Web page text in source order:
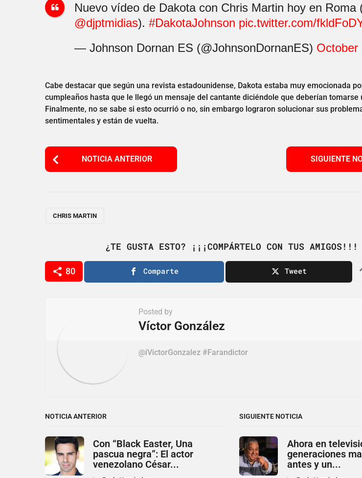
Nuevo vídeo de Dakota con Chris Martin hoy en Roma
@djptmidias). #DakotaJohnson pic.twitter.com/
— Johnson Dornan ES (@JohnsonDornanES) October
Cabe destacar que según una revista estadounidense, Dakota estaba muy emocionada
cumpleaños hasta que le llegó un mensaje del cantante diciéndole que deberían tomarse
Finalmente, no se sabe si esto ocurrió o no, sin embargo lograron solucionar sus
sentimentales y están de vuelta.
P
o
P
i
n
NOTICIA ANTERIOR SIGUIENTE
CHRIS MARTIN
¿TE GUSTA ESTO? ¡¡¡COMPÁRTELO CON TUS AMIGOS!!!
80 Comparte Tweet
Posted by
Víctor González
@iVictorGonzalez #Farandictor
NOTICIA ANTERIOR
Con “Black Easter, Una
pascua negra”: El actor
venezolano César...
SIGUIENTE NOTICIA
Ahora en
generaciones
antes y un...